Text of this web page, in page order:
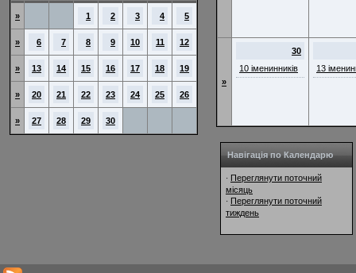
» 1 2 3 4 5
» 6 7 8 9 10 11 12
» 13 14 15 16 17 18 19
» 20 21 22 23 24 25 26
» 27 28 29 30
»
30
10 іменинників
13
Навігація по Календарю
· Переглянути поточний
місяць
· Переглянути поточний
тиждень